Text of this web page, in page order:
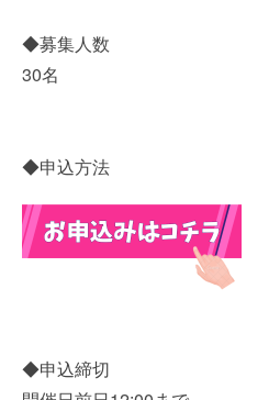
◆募集人数
30名
◆申込方法
◆申込締切